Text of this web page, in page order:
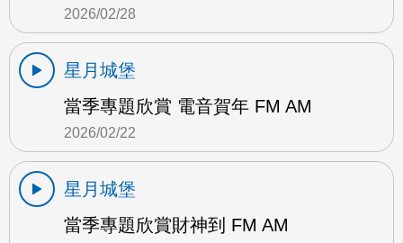
2026/02/28
星月城堡
當季專題欣賞 電音賀年 FM AM
2026/02/22
星月城堡
當季專題欣賞財神到 FM AM